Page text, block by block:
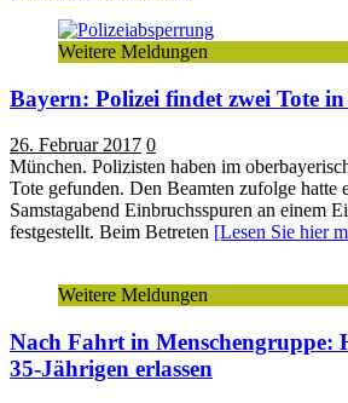
Weitere Meldungen
Bayern: Polizei findet zwei Tote
26. Februar 2017 0
München. Polizisten haben im
Tote gefunden. Den Beamten zufolge hatte
Samstagabend Einbruchsspuren an einem
festgestellt. Beim Betreten [Lesen Sie hier
Weitere Meldungen
Nach Fahrt in Menschengruppe:
35-Jährigen erlassen